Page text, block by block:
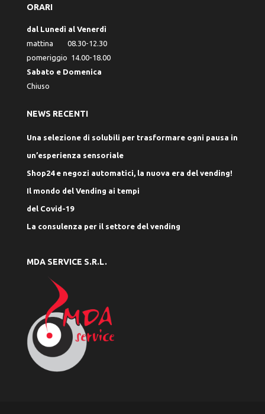
ORARI
dal Lunedì al Venerdì
mattina 08.30-12.30
pomeriggio 14.00-18.00
Sabato e Domenica
Chiuso
NEWS RECENTI
Una selezione di solubili per trasformare ogni pausa in
un’esperienza sensoriale
Shop24 e negozi automatici, la nuova era del vending!
Il mondo del Vending ai tempi
del Covid-19
La consulenza per il settore del vending
MDA SERVICE S.R.L.